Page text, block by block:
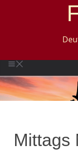
Mittags